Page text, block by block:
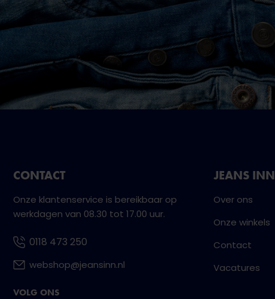
CONTACT
Onze klantenservice is bereikbaar op
werkdagen van 08.30 tot 17.00 uur.
0118 473 250
webshop@jeansinn.nl
VOLG ONS
JEANS INN
Over ons
Onze winkels
Contact
Vacatures